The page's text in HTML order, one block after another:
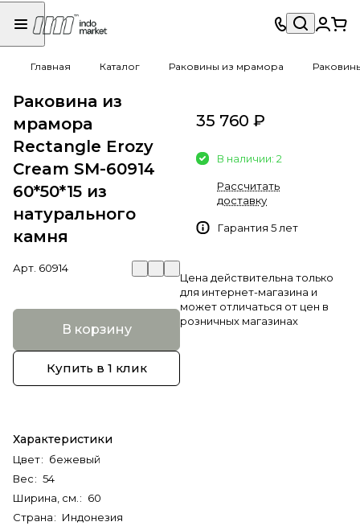
Главная Каталог Раковины из мрамора
Раковина из
мрамора
Rectangle Erozy
Cream SM-60914
60*50*15 из
натурального
камня
Арт. 60914
В корзину
Купить в 1 клик
Характеристики
Цвет: бежевый
Вес: 54
Ширина, см. : 60
Страна: Индонезия
35 760 ₽
В наличии: 2
Рассчитать
доставку
Гарантия 5 лет
Цена действительна только
для интернет-магазина и
может отличаться от цен в
розничных магазинах